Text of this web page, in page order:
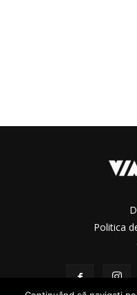
Politica